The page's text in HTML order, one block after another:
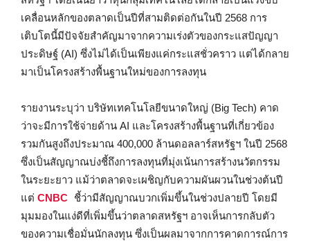
เคลื่อนหลักของตลาดเป็นปีที่สามติดต่อกันในปี 2568 การ
เติบโตนี้มีปัจจัยสำคัญมาจากความเร่งตัวของกระแสปัญญา
ประดิษฐ์ (AI) ซึ่งไม่ได้เป็นเพียงแค่กระแสชั่วคราว แต่ได้กลาย
มาเป็นโครงสร้างพื้นฐานใหม่ของการลงทุน
รายงานระบุว่า บริษัทเทคโนโลยีขนาดใหญ่ (Big Tech) คาด
ว่าจะมีการใช้จ่ายด้าน AI และโครงสร้างพื้นฐานที่เกี่ยวข้อง
รวมกันสูงถึงประมาณ 400,000 ล้านดอลลาร์สหรัฐฯ ในปี 2568
ซึ่งเป็นสัญญาณบ่งชี้ถึงการลงทุนที่มุ่งเน้นการสร้างนวัตกรรม
ในระยะยาว แม้ว่าตลาดจะเผชิญกับความผันผวนในช่วงต้นปี
แต่ CNBC ชี้ว่ามีสัญญาณบวกเพิ่มขึ้นในช่วงปลายปี โดยมี
มุมมองในแง่ดีที่เพิ่มขึ้นว่าตลาดสหรัฐฯ อาจเห็นการกลับตัว
ของความเชื่อมั่นนักลงทุน ซึ่งเป็นผลมาจากการคาดการณ์การ